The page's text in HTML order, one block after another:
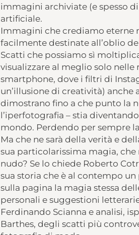
immagini archiviate (e spesso
artificiale.
Immagini che crediamo eterne
facilmente destinate all’oblio
Scatti che possiamo sì
visualizzare al meglio solo
smartphone, dove i filtri di
un’illusione di creatività)
dimostrano fino a che punto la
l’iperfotografia – stia
mondo. Perdendo per sempre
Ma che ne sarà della verità e
sua particolarissima magia, che
nudo? Se lo chiede Roberto
sua storia che è al contempo
sulla pagina la magia stessa
personali e suggestioni
Ferdinando Scianna e analisi,
Barthes, degli scatti più